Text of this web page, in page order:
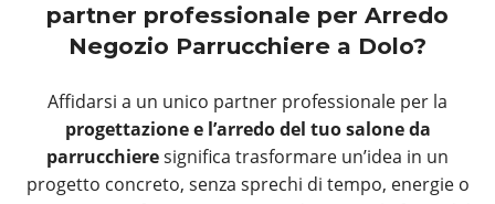
partner professionale per Arredo
Negozio Parrucchiere a Dolo?
Affidarsi a un unico partner professionale per la
progettazione e l’arredo del tuo salone da
parrucchieresignifica trasformare un’idea in un
progetto concreto, senza sprechi di tempo, energie o